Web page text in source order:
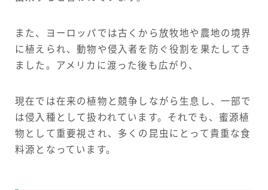
また、ヨーロッパでは古くから放牧地や農地の境界
に植えられ、動物や侵入者を防ぐ役割を果たしてき
ました。アメリカに渡った後も広がり、
現在では在来の植物と競争しながら生息し、一部で
は侵入種として扱われています。それでも、蜜源植
物として重要視され、多くの昆虫にとって貴重な食
料源となっています。